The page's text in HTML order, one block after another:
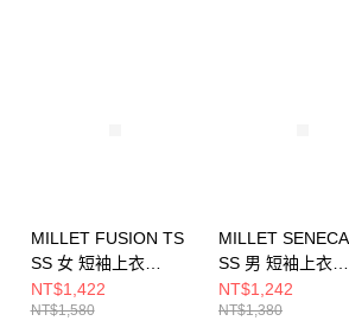
MILLET FUSION TS
SS 女 短袖上衣
MIV10091N7317
NT$1,422
NT$1,580
MILLET
SS 男 短袖上衣
MIV10801N0247
NT$1,242
NT$1,380